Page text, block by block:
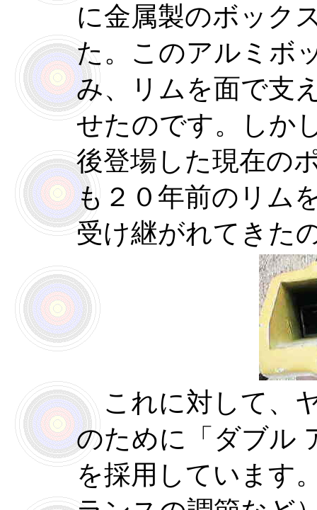
に金属製のボック
た。このアルミボ
み、リムを面で支
せたのです。しか
後登場した現在の
も２０年前のリム
受け継がれてきた
これに対して、
のために「ダブル
を採用しています